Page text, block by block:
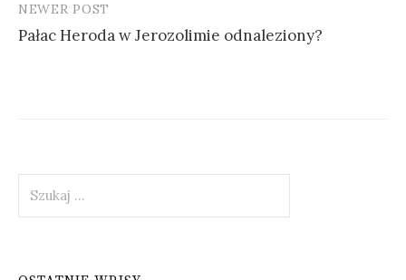
NEWER POST
Pałac Heroda w Jerozolimie odnaleziony?